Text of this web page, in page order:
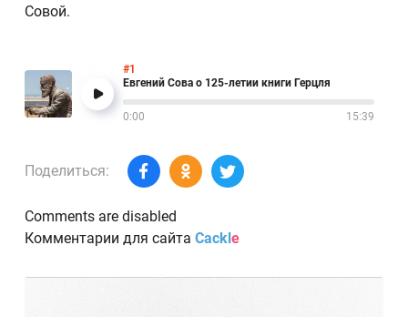
Совой.
#1
Евгений Сова о 125-летии книги Герцля
0:00 15:39
Поделиться:
Comments are disabled
Комментарии для сайта Cackl e